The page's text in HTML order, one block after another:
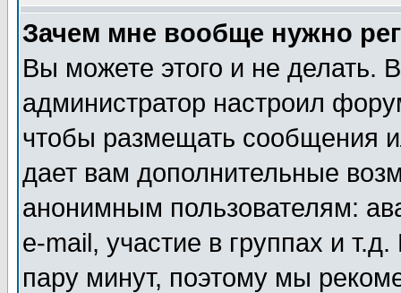
Зачем мне вообще нужно
Вы можете этого и не делать.
администратор настроил
чтобы размещать сообщения
дает вам дополнительные
анонимным пользователям:
e-mail, участие в группах и
пару минут, поэтому мы